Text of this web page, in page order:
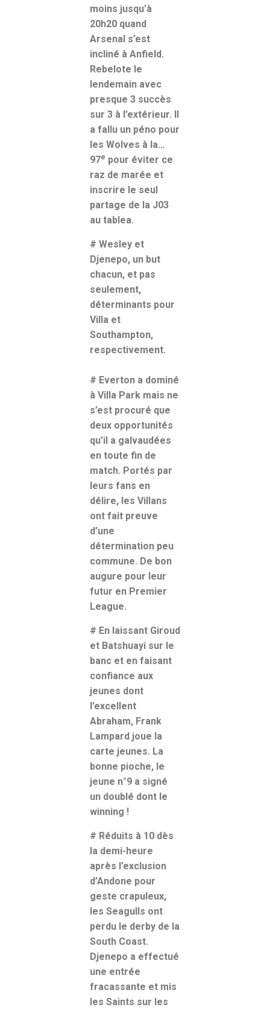
moins jusqu’à
20h20 quand
Arsenal s’est
incliné à Anfield.
Rebelote le
lendemain avec
presque 3 succès
sur 3 à l’extérieur. Il
a fallu un péno pour
les Wolves à la…
97e pour éviter ce
raz de marée et
inscrire le seul
partage de la J03
au tablea.
# Wesley et
Djenepo, un but
chacun, et pas
seulement,
déterminants pour
Villa et
Southampton,
respectivement.
# Everton a dominé
à Villa Park mais ne
s’est procuré que
deux opportunités
qu’il a galvaudées
en toute fin de
match. Portés par
leurs fans en
délire, les Villans
ont fait preuve
d’une
détermination peu
commune. De bon
augure pour leur
futur en Premier
League.
# En laissant Giroud
et Batshuayi sur le
banc et en faisant
confiance aux
jeunes dont
l’excellent
Abraham, Frank
Lampard joue la
carte jeunes. La
bonne pioche, le
jeune n°9 a signé
un doublé dont le
winning !
# Réduits à 10 dès
la demi-heure
après l’exclusion
d’Andone pour
geste crapuleux,
les Seagulls ont
perdu le derby de la
South Coast.
Djenepo a effectué
une entrée
fracassante et mis
les Saints sur les